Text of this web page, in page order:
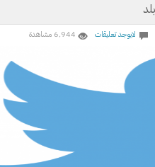
لايوجد تعليقات 6٬944 مشاهدة